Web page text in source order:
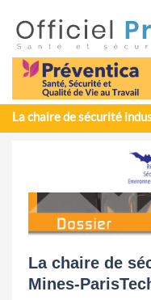
La chaire de sécurité
La chaire de
Mines-